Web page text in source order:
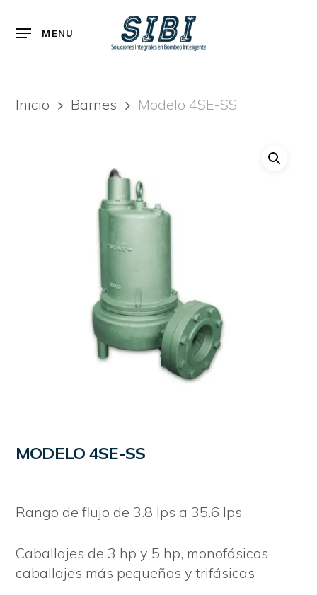
MENU
Inicio Barnes Modelo 4SE-SS
MODELO 4SE-SS
Rango de flujo de 3.8 lps a 35.6 lps
Caballajes de 3 hp y 5 hp, monofásicos
caballajes más pequeños y trifásicas
Menu